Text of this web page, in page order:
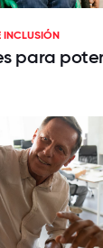
INCLUSIÓN
para